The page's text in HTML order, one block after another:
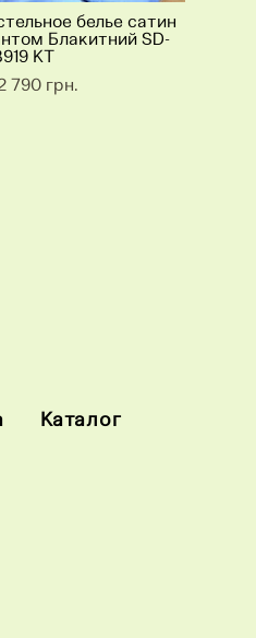
белье сатин
Блакитний SD-
KT
790 грн.
Каталог